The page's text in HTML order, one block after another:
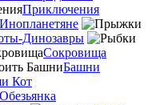
Приключения
Инопланетяне
Динозавры
Сокровища
Башни
Кот